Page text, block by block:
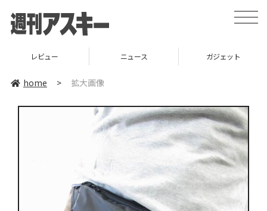
toggle
レビュー ニュース ガジェット
home > 拡大画像